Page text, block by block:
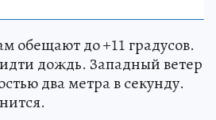
обещают до +11 градусов.
дождь. Западный ветер
два метра в секунду.